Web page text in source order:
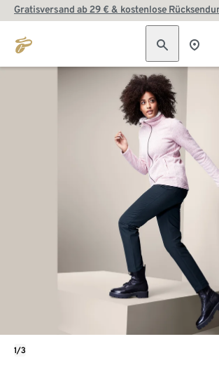
Gratisversand ab 29 € & kostenlose
1/3